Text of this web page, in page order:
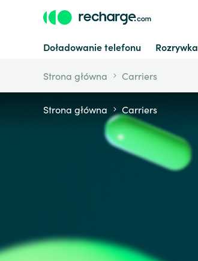
Doładowanie telefonu Rozrywka
Strona główna Carriers
Strona główna Carriers